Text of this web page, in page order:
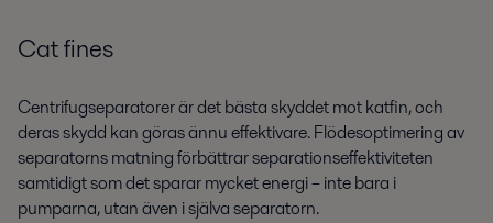
Cat fines
Centrifugseparatorer är det bästa skyddet mot katfin, och
deras skydd kan göras ännu effektivare. Flödesoptimering av
separatorns matning förbättrar separationseffektiviteten
samtidigt som det sparar mycket energi – inte bara i
pumparna, utan även i själva separatorn.